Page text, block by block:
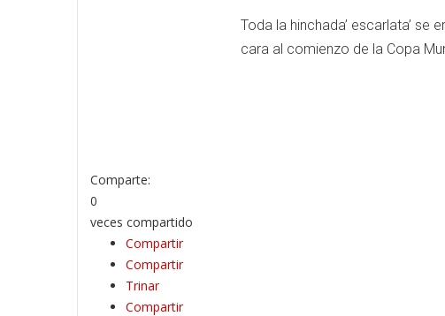
Toda la hinchada’ escarlata’ se
cara al comienzo de la Copa
Comparte:
0
veces compartido
Compartir
Compartir
Trinar
Compartir